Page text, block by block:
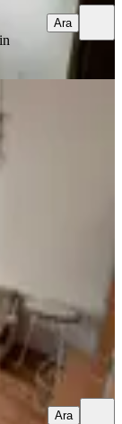
Ara
1+1 Daire
Ara